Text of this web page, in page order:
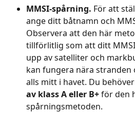
MMSI-spårning. För att
ange ditt båtnamn och
Observera att den här
tillförlitlig som att ditt
upp av satelliter och
kan fungera nära stranden
alls mitt i havet. Du
av klass A eller B+ för den
spårningsmetoden.